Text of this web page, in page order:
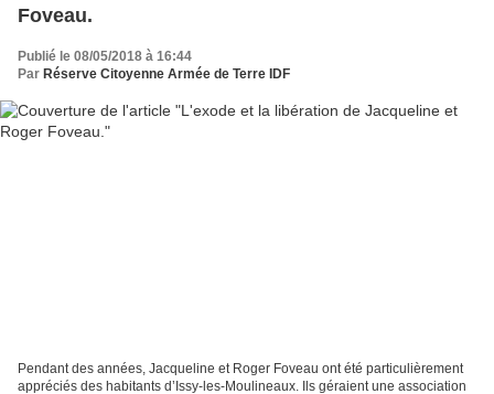
Foveau.
Publié le 08/05/2018 à 16:44
Par Réserve Citoyenne Armée de Terre IDF
Pendant des années, Jacqueline et Roger Foveau ont été particulièrement
appréciés des habitants d’Issy-les-Moulineaux. Ils géraient une association